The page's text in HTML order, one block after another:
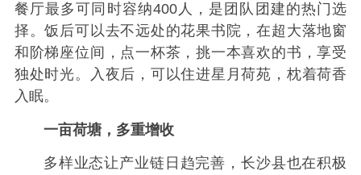
餐厅最多可同时容纳400人，是团队团建的热门选
择。饭后可以去不远处的花果书院，在超大落地窗
和阶梯座位间，点一杯茶，挑一本喜欢的书，享受
独处时光。入夜后，可以住进星月荷苑，枕着荷香
入眠。
一亩荷塘，多重增收
多样业态让产业链日趋完善，长沙县也在积极